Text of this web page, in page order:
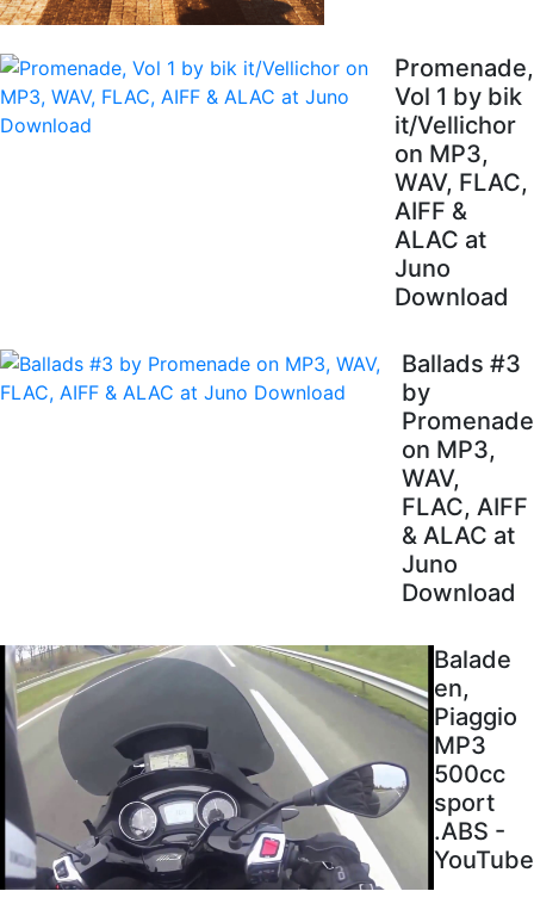
Promenade,
Vol 1 by bik
it/Vellichor
on MP3,
WAV, FLAC,
AIFF &
ALAC at
Juno
Download
Ballads #3
by
Promenade
on MP3,
WAV,
FLAC, AIFF
& ALAC at
Juno
Download
Balade
en,
Piaggio
MP3
500cc
sport
.ABS -
YouTube